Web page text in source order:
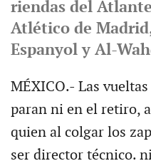
riendas del
Atlético de
Espanyol y Al-
MÉXICO.- Las
paran ni en el retiro,
quien al colgar los
ser director técnico.